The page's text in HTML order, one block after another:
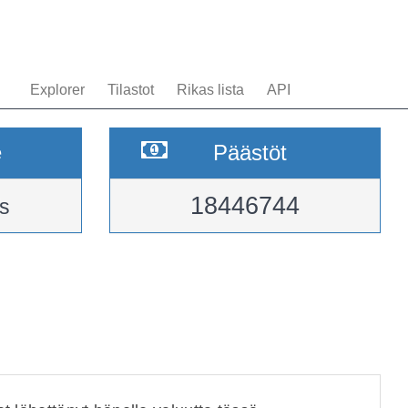
Explorer Tilastot Rikas lista API
Päästöt
18446744